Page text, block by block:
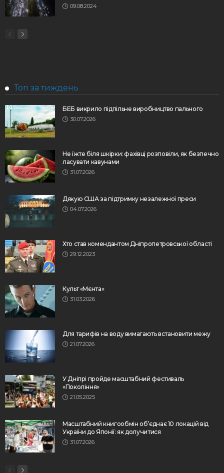
09.08.2024
Топ за тиждень
БЕБ викрило підпільне виробництво пального
30.07.2026
Не їжте біля шкірки: фахівці розповіли, як безпечно
ласувати кавунами
31.07.2026
Дякую США за підтримку незалежної преси
04.07.2026
Хто став комендантом Дніпропетровської області
29.12.2023
Культ «Мєнта»
31.03.2026
Для тарифів на воду вимагають встановити межу
21.07.2026
У Дніпрі пройде масштабний фестиваль
«Покоління»
21.05.2025
Масштабний книгообмін об’єднає 10 локацій від
України до Японії: як долучитися
31.07.2026